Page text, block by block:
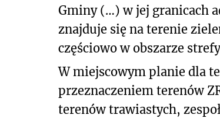
Gminy (…) w jej granicach
znajduje się na terenie
częściowo w obszarze
W miejscowym planie dla
przeznaczeniem terenów
terenów trawiastych,